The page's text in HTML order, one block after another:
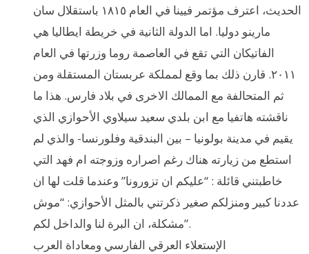
الحديث، اعترف مؤتمر فيينا في العام ١٨١٥ باستقلال سان
مارينو دوليا. اما الدولة الثانية في خريطة ايطاليا هي
الفاتيكان التي تقع في العاصمة روما وزرتها في العام
٢٠١١. قارن ذلك بما وقع لمملكة عربستان المستقلة ومن
ثم المتحالفة مع الممالك الاخرى في بلاد فارس. هذا ما
ناقشته هاتفيا مع ابن بلدي سعيد سيلاوي الأحوازي الذي
يقيم في مدينة بولونيا – بين البندقية وفلورنسا- والذي لم
استطع من زيارته هناك رغم اصراره وزوجته ام فهد التي
خاطبتني قائلة : “عليكم ان تزورونا” وعندما قلت لها ان
عددنا كبير ومنزلكم صغير ذكرتني بالمثل الأحوازي: “موش
مشكلة، ان البرة لنا والداخل لكم”.
الإستعلاء العرقي الفارسي ومعاداة العرب